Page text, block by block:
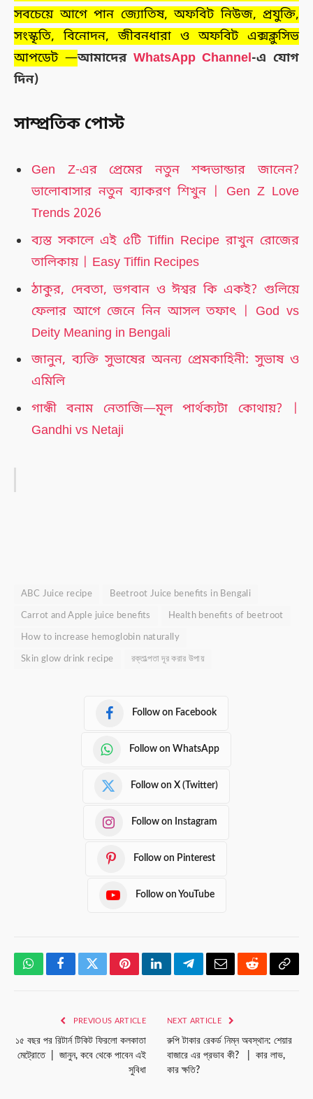
সবচেয়ে আগে পান জ্যোতিষ, অফবিট নিউজ, প্রযুক্তি,
সংস্কৃতি, বিনোদন, জীবনধারা ও অফবিট এক্সক্লুসিভ
আপডেট —আমাদের WhatsApp Channel-এ যোগ
দিন)
সাম্প্রতিক পোস্ট
Gen Z-এর প্রেমের নতুন শব্দভান্ডার জানেন?
ভালোবাসার নতুন ব্যাকরণ শিখুন | Gen Z Love
Trends 2026
ব্যস্ত সকালে এই ৫টি Tiffin Recipe রাখুন রোজের
তালিকায় | Easy Tiffin Recipes
ঠাকুর, দেবতা, ভগবান ও ঈশ্বর কি একই? গুলিয়ে
ফেলার আগে জেনে নিন আসল তফাৎ | God vs
Deity Meaning in Bengali
জানুন, ব্যক্তি সুভাষের অনন্য প্রেমকাহিনী: সুভাষ ও
এমিলি
গান্ধী বনাম নেতাজি—মূল পার্থক্যটা কোথায়? |
Gandhi vs Netaji
ABC Juice recipe Beetroot Juice benefits in Bengali
Carrot and Apple juice benefits Health benefits of beetroot
How to increase hemoglobin naturally
Skin glow drink recipe রক্তাল্পতা দূর করার উপায়
Follow on Facebook
Follow on WhatsApp
Follow on X (Twitter)
Follow on Instagram
Follow on Pinterest
Follow on YouTube
WhatsAppFacebookTwitterPinterestLinkedInTelegramEmailRedditCopy
PREVIOUS ARTICLE
১৫ বছর পর রিটার্ন টিকিট ফিরলো কলকাতা
মেট্রোতে | জানুন, কবে থেকে পাবেন এই
সুবিধা
NEXT ARTICLE
রুপি টাকার রেকর্ড নিম্ন অবস্থান: শেয়ার
বাজারে এর প্রভাব কী? | কার লাভ,
কার ক্ষতি?